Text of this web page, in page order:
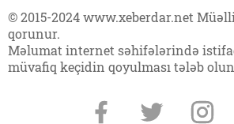
© 2015-2024 www.xeberdar.net
qorunur.
Məlumat internet səhifələrində
müvafiq keçidin qoyulması tələb